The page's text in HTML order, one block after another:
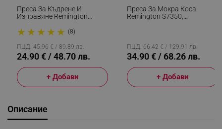
Преса За Къдрене И
Изправяне Remington
Керамика, Загряване: 15
Секунди, 150-230C,
Златист/черен
★ ★ ★ ★ ★ (8)
ПЦД: 45.96 € / 89.89 лв.
24.90 € / 48.70 лв.
+ Добави
Преса За Мокра Коса
Remington S7350,
Дисплей, LED, Син
ПЦД: 66.42 € / 129.91 лв.
34.90 € / 68.26 лв.
+ Добави
Описание